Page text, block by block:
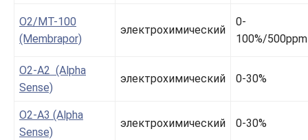
O2/MT-100
(Membrapor)
электрохимический
0-
100%/500ppm
O2-A2 (Alpha
Sense)
электрохимический 0-30%
O2-A3 (Alpha
Sense)
электрохимический 0-30%